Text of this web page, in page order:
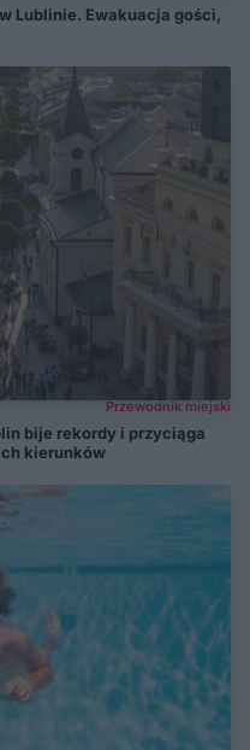
Lublinie. Ewakuacja gości,
Przewodnik miejski
bije rekordy i przyciąga
kierunków